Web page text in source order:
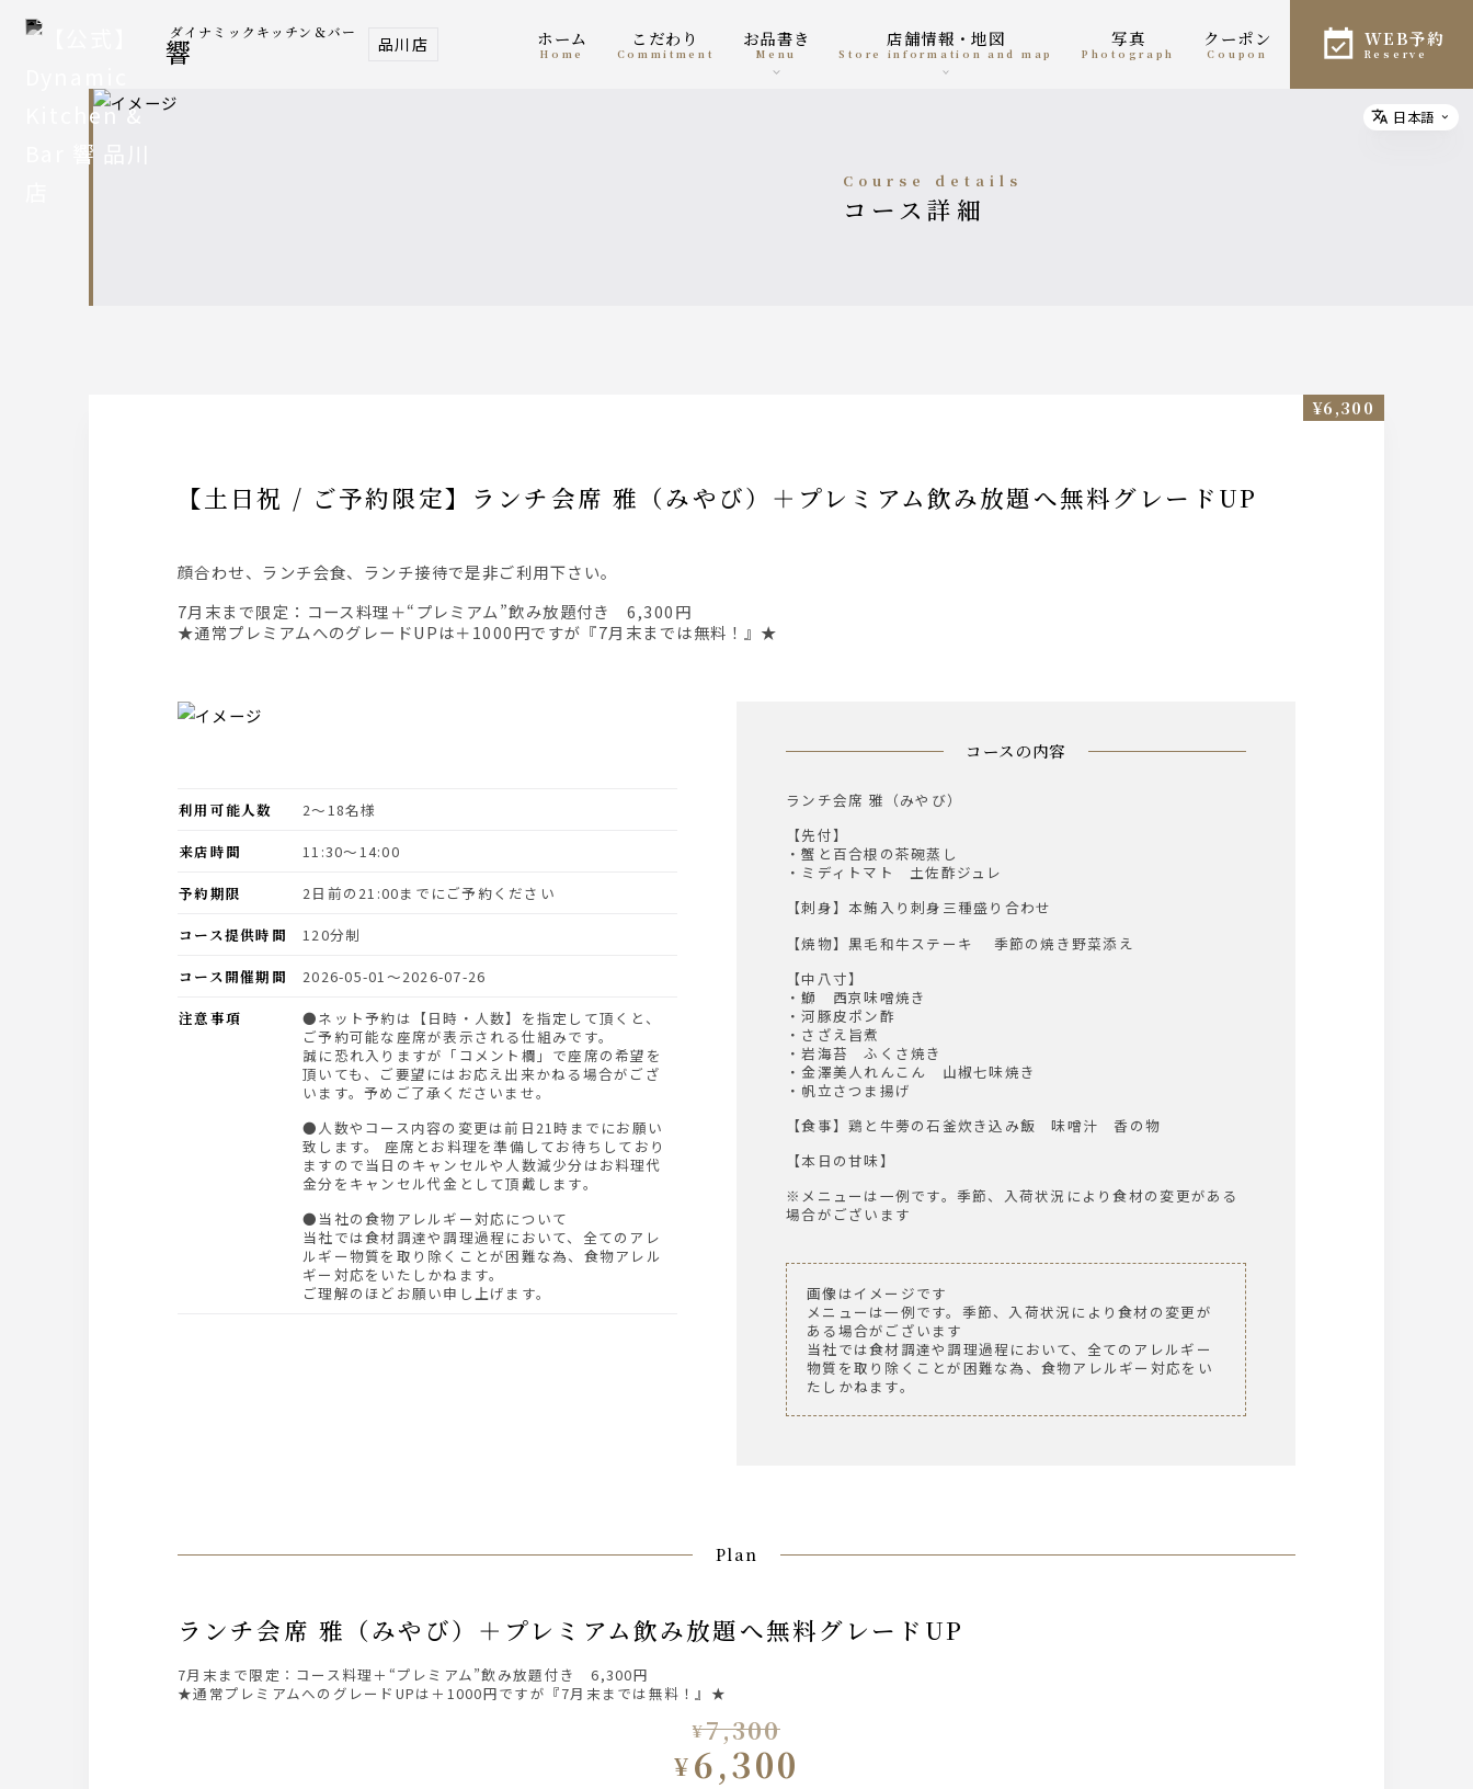
ダイナミックキッチン＆バー
響 品川店 ホーム
home
こだわり
Commitment
お品書き
menu
店舗情報・地図
Store information and map
写真
photograph
クーポン
coupon
WEB予約
reserve
course details
コース詳細
【土日祝 / ご予約限定】ランチ会席 雅（みやび）＋プレミアム飲み放題へ無料グレードUP
顔合わせ、ランチ会食、ランチ接待で是非ご利用下さい。
7月末まで限定：コース料理＋“プレミアム”飲み放題付き 6,300円
★通常プレミアムへのグレードUPは＋1000円ですが『7月末までは無料！』★
¥6,300
コースの内容
ランチ会席 雅（みやび）
【先付】
・蟹と百合根の茶碗蒸し
・ミディトマト 土佐酢ジュレ
【刺身】本鮪入り刺身三種盛り合わせ
【焼物】黒毛和牛ステーキ 季節の焼き野菜添え
【中八寸】
・鰤 西京味噌焼き
・河豚皮ポン酢
・さざえ旨煮
・岩海苔 ふくさ焼き
・金澤美人れんこん 山椒七味焼き
・帆立さつま揚げ
【食事】鶏と牛蒡の石釜炊き込み飯 味噌汁 香の物
【本日の甘味】
※メニューは一例です。季節、入荷状況により食材の変更がある
場合がございます
画像はイメージです
メニューは一例です。季節、入荷状況により食材の変更が
ある場合がございます
当社では食材調達や調理過程において、全てのアレルギー
物質を取り除くことが困難な為、食物アレルギー対応をい
たしかねます。
利用可能人数
2〜18名様
来店時間
11:30〜14:00
予約期限
2日前の21:00までにご予約ください
コース提供時間
120分制
コース開催期間
2026-05-01〜2026-07-26
注意事項
●ネット予約は【日時・人数】を指定して頂くと、
ご予約可能な座席が表示される仕組みです。
誠に恐れ入りますが「コメント欄」で座席の希望を
頂いても、ご要望にはお応え出来かねる場合がござ
います。予めご了承くださいませ。
●人数やコース内容の変更は前日21時までにお願い
致します。 座席とお料理を準備してお待ちしており
ますので当日のキャンセルや人数減少分はお料理代
金分をキャンセル代金として頂戴します。
●当社の食物アレルギー対応について
当社では食材調達や調理過程において、全てのアレ
ルギー物質を取り除くことが困難な為、食物アレル
ギー対応をいたしかねます。
ご理解のほどお願い申し上げます。
Plan
ランチ会席 雅（みやび）＋プレミアム飲み放題へ無料グレードUP
7月末まで限定：コース料理＋“プレミアム”飲み放題付き 6,300円
★通常プレミアムへのグレードUPは＋1000円ですが『7月末までは無料！』★
¥7,300
¥6,300
Select
日本語